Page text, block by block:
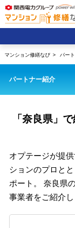
マンション修繕なび パー
パートナー紹介
「奈良県」
オプテージが提
ションのプロと
ポート。
奈良県
事業者をご紹介し